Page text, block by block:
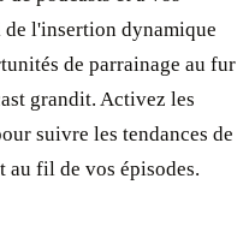
l'insertion dynamique
de parrainage au fur
grandit. Activez les
suivre les tendances de
au fil de vos épisodes.